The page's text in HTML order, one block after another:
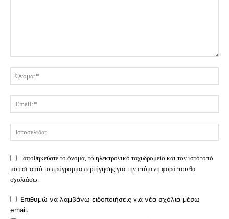
αποθηκεύστε το όνομα, το ηλεκτρονικό ταχυδρομείο και τον ιστότοπό
μου σε αυτό το πρόγραμμα περιήγησης για την επόμενη φορά που θα
σχολιάσω.
Επιθυμώ να λαμβάνω ειδοποιήσεις για νέα σχόλια μέσω
email.